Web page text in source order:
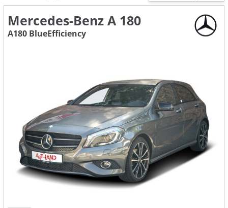
Mercedes-Benz A 180
A180 BlueEfficiency